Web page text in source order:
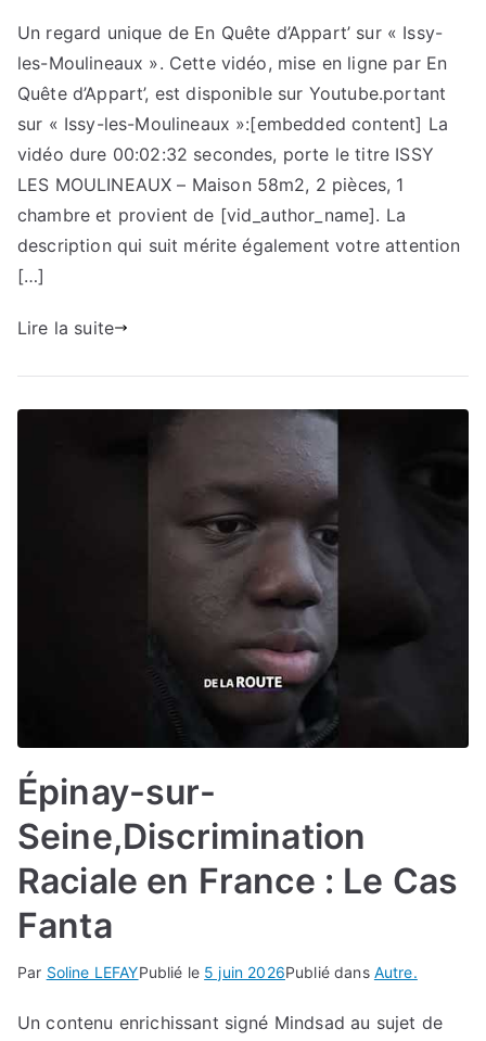
Un regard unique de En Quête d’Appart’ sur « Issy-
les-Moulineaux ». Cette vidéo, mise en ligne par En
Quête d’Appart’, est disponible sur Youtube.portant
sur « Issy-les-Moulineaux »:[embedded content] La
vidéo dure 00:02:32 secondes, porte le titre ISSY
LES MOULINEAUX – Maison 58m2, 2 pièces, 1
chambre et provient de [vid_author_name]. La
description qui suit mérite également votre attention
[…]
Lire la suite
Épinay-sur-
Seine,Discrimination
Raciale en France : Le Cas
Fanta
Par Soline LEFAYPublié le 5 juin 2026Publié dans Autre.
Un contenu enrichissant signé Mindsad au sujet de